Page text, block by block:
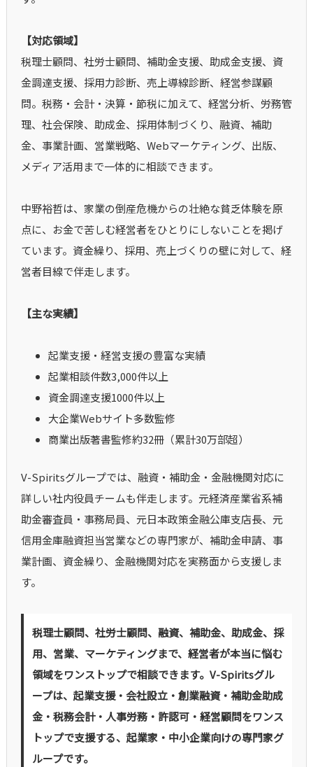
【対応領域】
税理士顧問、社労士顧問、補助金支援、助成金支援、資
金調達支援、採用力診断、売上導線診断、経営参謀顧
問。税務・会計・決算・節税に加えて、経営分析、労務管
理、社会保険、助成金、採用体制づくり、融資、補助
金、事業計画、営業戦略、Webマーケティング、出版、
メディア活用まで一体的に相談できます。
中野裕哲は、家業の倒産危機からの壮絶な貧乏体験を原
点に、お金で苦しむ経営者をひとりにしないことを掲げ
ています。資金繰り、採用、売上づくりの壁に対して、経
営者目線で伴走します。
【主な実績】
起業支援・経営支援の豊富な実績
起業相談件数3,000件以上
資金調達支援1000件以上
大企業Webサイト多数監修
商業出版著書監修約32冊（累計30万部超）
V-Spiritsグループでは、融資・補助金・金融機関対応に
詳しい社内役員チームも伴走します。元経済産業省系補
助金審査員・事務局員、元日本政策金融公庫支店長、元
信用金庫融資担当営業などの専門家が、補助金申請、事
業計画、資金繰り、金融機関対応を実務面から支援しま
す。
税理士顧問、社労士顧問、融資、補助金、助成金、採
用、営業、マーケティングまで、経営者が本当に悩む
領域をワンストップで相談できます。V-Spiritsグル
ープは、起業支援・会社設立・創業融資・補助金助成
金・税務会計・人事労務・許認可・経営顧問をワンス
トップで支援する、起業家・中小企業向けの専門家グ
ループです。